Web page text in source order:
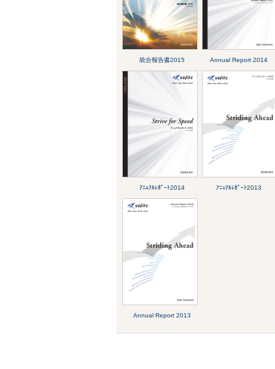
統合報告書2015 Annual Report 2014
ｱﾆｭｱﾙﾚﾎﾟｰﾄ2014 ｱﾆｭｱﾙﾚﾎﾟｰﾄ2013
Annual Report 2013